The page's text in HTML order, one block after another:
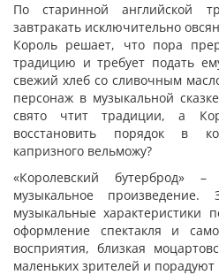
По старинной английской
завтракать исключительно
Король решает, что пора
традицию и требует подать
свежий хлеб со сливочным
персонаж в музыкальной
свято чтит традиции, а
восстановить порядок в
капризного вельможу?
«Королевский бутерброд»
музыкальное
музыкальные характеристики
оформление спектакля и
восприятия, близкая
маленьких зрителей и порадуют